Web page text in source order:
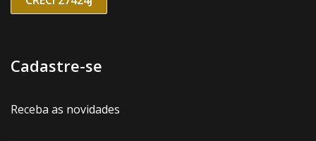
Cadastre-se
Receba as novidades